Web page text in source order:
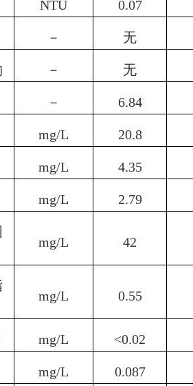
NTU 0.07
－ 无
－ 无
－ 6.84
mg/L 20.8
mg/L 4.35
mg/L 2.79
mg/L 42
mg/L 0.55
mg/L <0.02
mg/L 0.087